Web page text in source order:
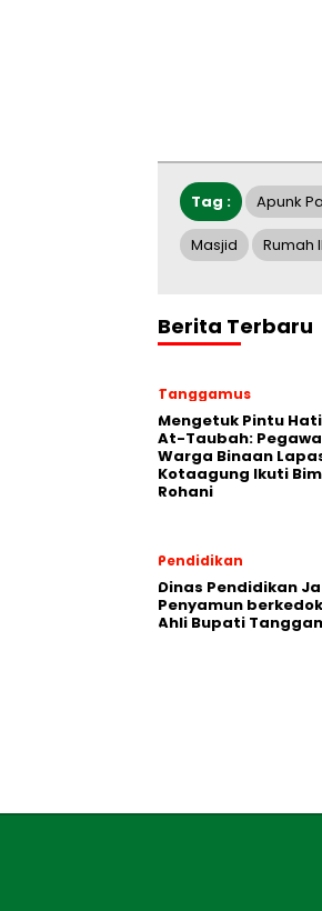
Tag : Apunk
Masjid Rumah
Berita Terbaru
Tanggamus
Mengetuk Pintu
At-Taubah:
Warga Binaan
Kotaagung Ikuti
Rohani
Pendidikan
Dinas Pendidikan
Penyamun
Ahli Bupati